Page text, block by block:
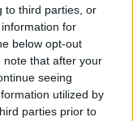
to third parties, or
for
below opt-out
note that after your
seeing
utilized by
parties prior to